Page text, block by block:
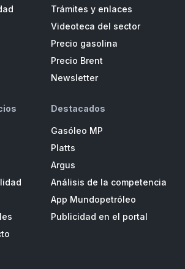
Trámites y enlaces
Videoteca del sector
Precio gasolina
Precio Brent
Newsletter
Destacados
Gasóleo MP
Platts
Argus
Análisis de la competencia
App Mundopetróleo
Publicidad en el portal